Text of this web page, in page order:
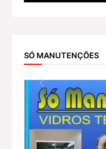
SÓ MANUTENÇÕES